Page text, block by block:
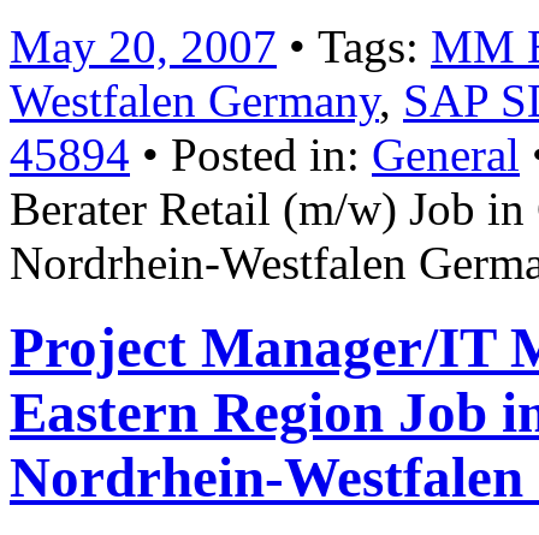
May 20, 2007 • Tags: MM
Westfalen Germany, SAP
45894 • Posted in: General
Berater Retail (m/w) Job
Nordrhein-Westfalen
Project Manager/IT
Eastern Region Job
Nordrhein-